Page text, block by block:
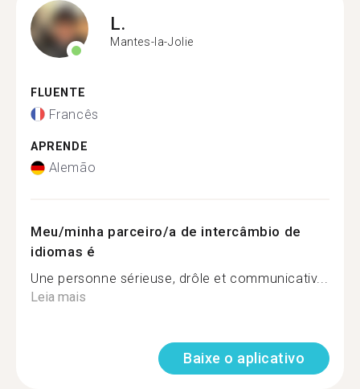
L.
Mantes-la-Jolie
FLUENTE
Francês
APRENDE
Alemão
Meu/minha parceiro/a de intercâmbio de
idiomas é
Une personne sérieuse, drôle et communicativ...
Leia mais
Baixe o aplicativo